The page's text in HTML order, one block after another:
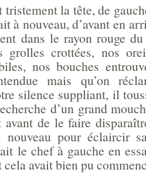
tristement la tête, de
à nouveau, d’avant en
dans le rayon rouge
grolles crottées, nos
nos bouches
mais qu’on
silence suppliant, il
d’un grand
de le faire
nouveau pour éclaircir
le chef à gauche en
avait bien pu